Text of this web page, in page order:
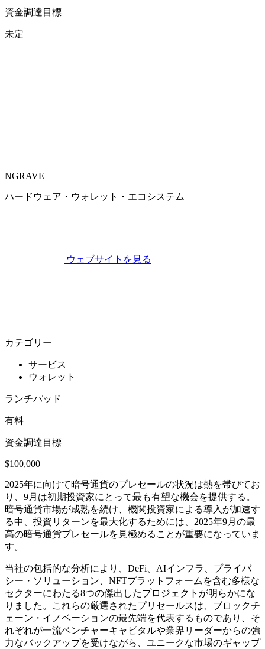
資金調達目標
未定
NGRAVE
ハードウェア・ウォレット・エコシステム
ウェブサイトを見る
カテゴリー
サービス
ウォレット
ランチパッド
有料
資金調達目標
$100,000
2025年に向けて暗号通貨のプレセールの状況は熱を帯びてお
り、9月は初期投資家にとって最も有望な機会を提供する。
暗号通貨市場が成熟を続け、機関投資家による導入が加速す
る中、投資リターンを最大化するためには、2025年9月の最
高の暗号通貨プレセールを見極めることが重要になっていま
す。
当社の包括的な分析により、DeFi、AIインフラ、プライバ
シー・ソリューション、NFTプラットフォームを含む多様な
セクターにわたる8つの傑出したプロジェクトが明らかにな
りました。これらの厳選されたプリセールスは、ブロックチ
ェーン・イノベーションの最先端を代表するものであり、そ
れぞれが一流ベンチャーキャピタルや業界リーダーからの強
力なバックアップを受けながら、ユニークな市場のギャップ